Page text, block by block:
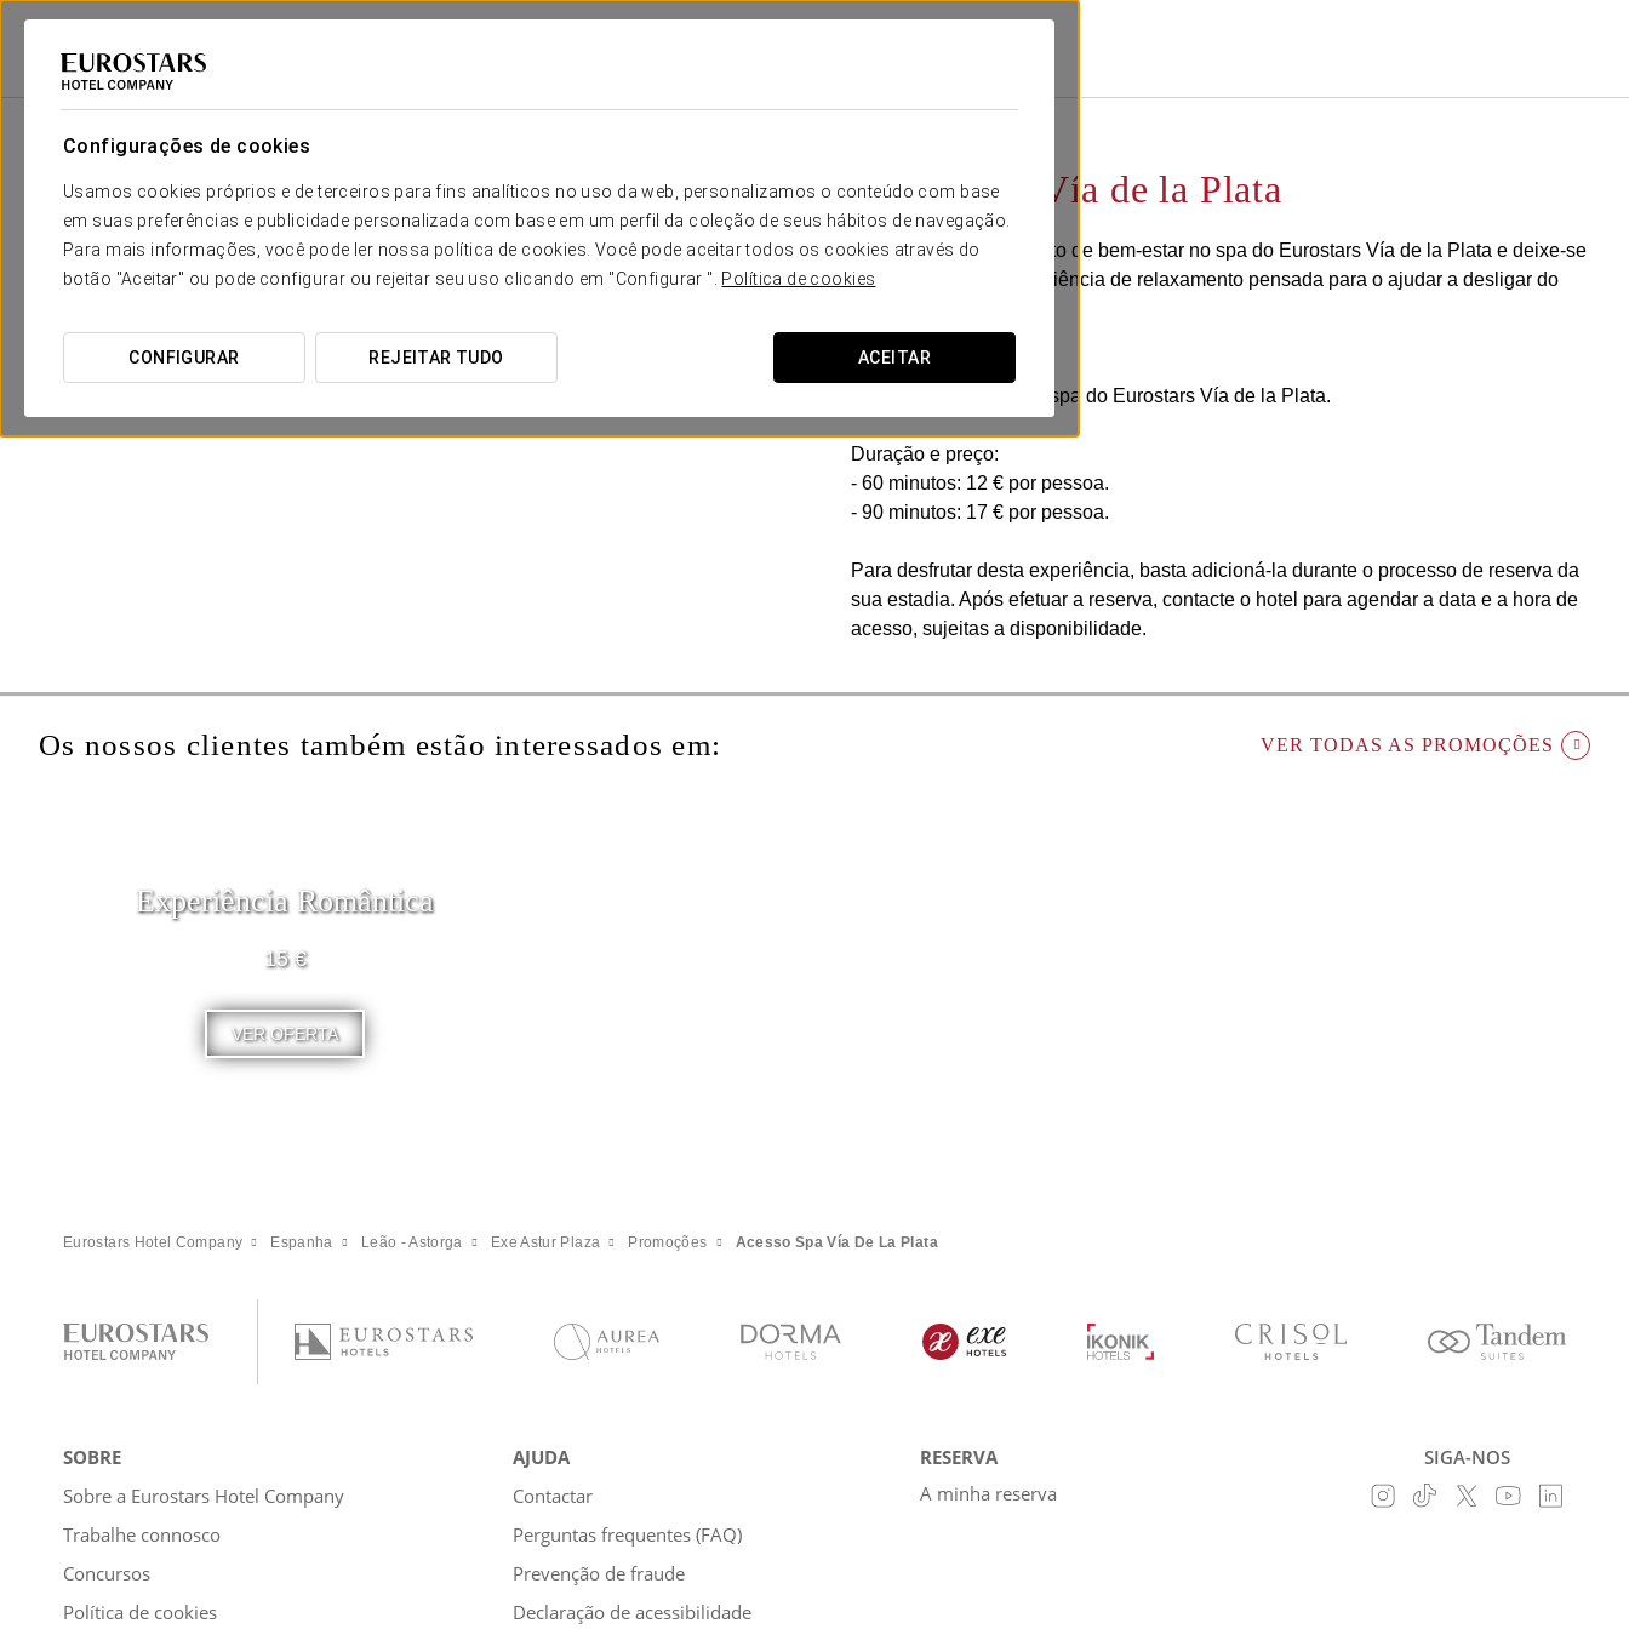
Configurações de cookies
Usamos cookies próprios e de terceiros para fins analíticos no uso da web, personalizamos o conteúdo com base
em suas preferências e publicidade personalizada com base em um perfil da coleção de seus hábitos de navegação.
Para mais informações, você pode ler nossa política de cookies. Você pode aceitar todos os cookies através do
botão "Aceitar" ou pode configurar ou rejeitar seu uso clicando em "Configurar ". Política de cookies
CONFIGURAR REJEITAR TUDO ACEITAR
Eurostars Hotel Company
Acesso spa Vía de la Plata
Desfrute de um momento de bem-estar no spa do Eurostars Vía de la Plata e deixe-se
envolver por uma experiência de relaxamento pensada para o ajudar a desligar do
Inclui:
- Acesso ao circuito de spa do Eurostars Vía de la Plata.
Duração e preço:
- 60 minutos: 12 € por pessoa.
- 90 minutos: 17 € por pessoa.
Para desfrutar desta experiência, basta adicioná-la durante o processo de reserva da
sua estadia. Após efetuar a reserva, contacte o hotel para agendar a data e a hora de
acesso, sujeitas a disponibilidade.
Os nossos clientes também estão interessados em: VER TODAS AS PROMOÇÕES
Experiência Romântica
15 €
VER OFERTA
Eurostars Hotel Company Espanha Leão - Astorga Exe Astur Plaza Promoções Acesso Spa Vía De La Plata
SOBRE
Sobre a Eurostars Hotel Company
Trabalhe connosco
Concursos
Política de cookies
AJUDA
Contactar
Perguntas frequentes (FAQ)
Prevenção de fraude
Declaração de acessibilidade
RESERVA
A minha reserva
SIGA-NOS